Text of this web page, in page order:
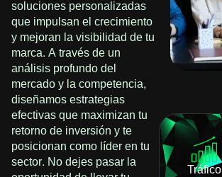
soluciones personalizadas
que impulsan el crecimiento
y mejoran la visibilidad de tu
marca. A través de un
análisis profundo del
mercado y la competencia,
diseñamos estrategias
efectivas que maximizan tu
retorno de inversión y te
posicionan como líder en tu
sector. No dejes pasar la Tráfico